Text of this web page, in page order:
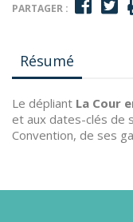
PARTAGER :
Résumé
Le dépliant La Cour
et aux dates-clés de
Convention, de ses